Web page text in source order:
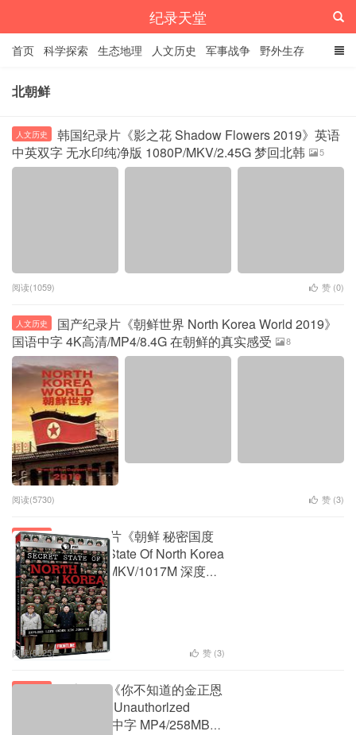
纪录天堂
首页 科学探索 生态地理 人文历史 军事战争 野外生存
经典纪录
北朝鲜
人文历史
韩国纪录片《影之花 Shadow Flowers 2019》英语
中英双字 无水印纯净版 1080P/MKV/2.45G 梦回北韩
5
阅读(1059) 赞 (0)
人文历史
国产纪录片《朝鲜世界 North Korea World 2019》
国语中字 4K高清/MP4/8.4G 在朝鲜的真实感受
8
阅读(5730) 赞 (3)
人文历史
PBS纪录片《朝鲜 秘密国度
Frontline: Secret State Of North Korea
2014》英语中字 MKV/1017M 深度揭
秘朝鲜下载失效
阅读(5025) 赞 (3)
探索频道《你不知道的金正恩
Kim Jong Un The Unauthorlzed
Blography》 英语中字 MP4/258MB